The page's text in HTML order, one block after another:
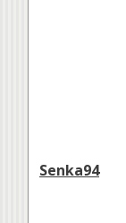
Senka94